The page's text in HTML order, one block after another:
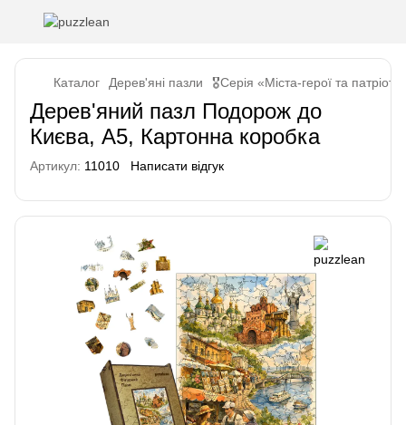
Каталог Дерев'яні пазли 🎖️Серія «Міста-герої та
Дерев'яний пазл Подорож до
Києва, А5, Картонна коробка
Артикул: 11010 Написати відгук